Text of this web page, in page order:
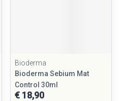
Bioderma
Bioderma Sebium Mat
Control 30ml
€ 18,90